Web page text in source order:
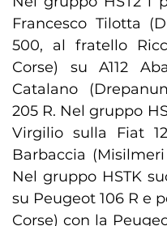
Francesco Tilotta
500, al fratello
Corse) su A112
Catalano
205 R. Nel gruppo
Virgilio sulla Fiat
Barbaccia
Nel gruppo HSTK
su Peugeot 106 R e
Corse) con la